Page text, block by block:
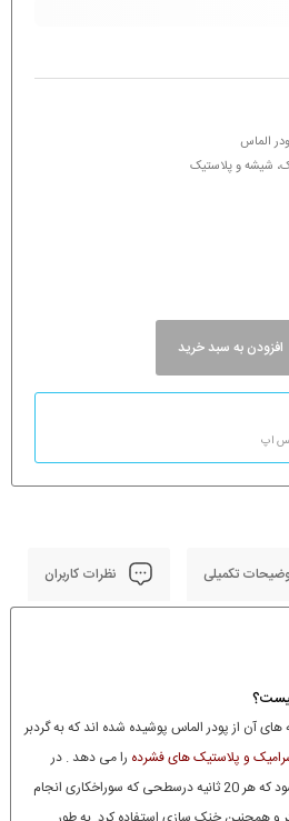
الماس
شیشه و پلاستیک
افزودن به سبد خرید
اپ
تکمیلی نظرات کاربران
آن از پودر الماس پوشیده شده اند که به گردبر
و پلاستیک های فشرده را می دهد . در
استفاده از گردبر شیشه توصیه می شود که هر 20 ثانیه درسطحی که سوراخکاری انجام